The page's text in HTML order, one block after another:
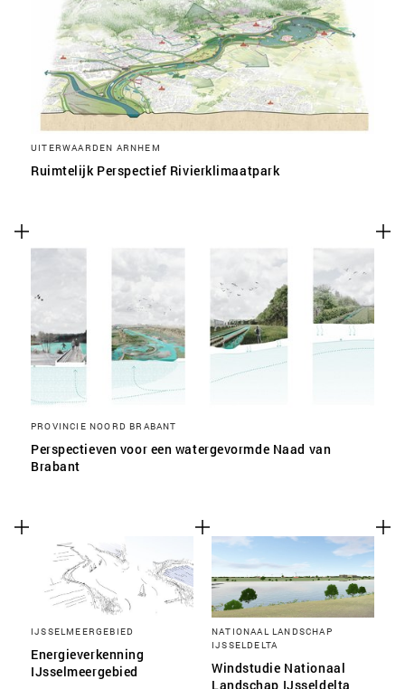
UITERWAARDEN ARNHEM
Ruimtelijk Perspectief Rivierklimaatpark
PROVINCIE NOORD BRABANT
Perspectieven voor een watergevormde Naad van
Brabant
IJSSELMEERGEBIED
Energieverkenning
IJsselmeergebied
NATIONAAL LANDSCHAP
IJSSELDELTA
Windstudie Nationaal
Landschap IJsseldelta